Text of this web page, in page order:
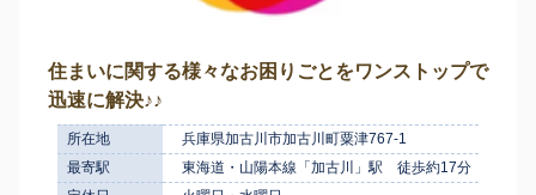
住まいに関する様々なお困りごとをワンストップで
迅速に解決♪♪
所在地
兵庫県加古川市加古川町粟津767-1
最寄駅
東海道・山陽本線「加古川」駅 徒歩約17分